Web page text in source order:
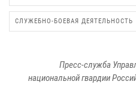
СЛУЖЕБНО-БОЕВАЯ ДЕЯТЕЛЬНОСТЬ
Пресс-служба
национальной гвардии